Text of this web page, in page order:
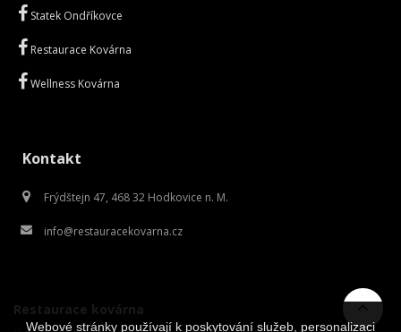
Statek Ondříkovce
Restaurace Kovárna
Wellness Kovárna
Kontakt
Frýdštejn 47, 468 32 Hodkovice n. M.
info@restauracekovarna.cz
Webové stránky používají k poskytování služeb, personalizaci
Restaurace kovárna